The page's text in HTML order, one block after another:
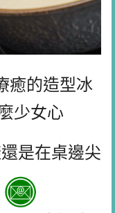
癒的造型冰
少女心
是在桌邊尖